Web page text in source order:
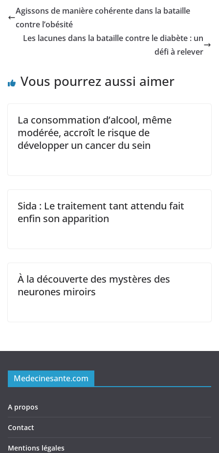
Agissons de manière cohérente dans la bataille
contre l’obésité
Les lacunes dans la bataille contre le diabète : un
défi à relever
Vous pourrez aussi aimer
La consommation d’alcool, même
modérée, accroît le risque de
développer un cancer du sein
Sida : Le traitement tant attendu fait
enfin son apparition
À la découverte des mystères des
neurones miroirs
Medecinesante.com
A propos
Contact
Mentions légales